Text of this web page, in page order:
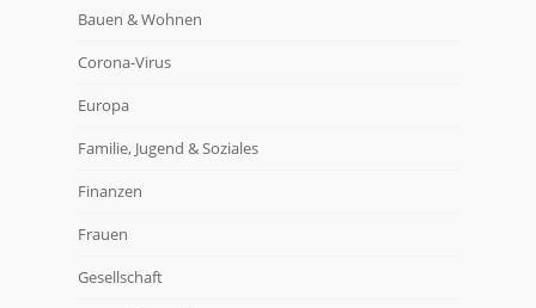
Bauen & Wohnen
Corona-Virus
Europa
Familie, Jugend & Soziales
Finanzen
Frauen
Gesellschaft